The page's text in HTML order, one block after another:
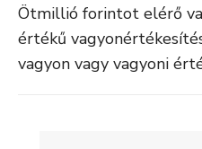
Ötmillió forintot elérő
értékű
vagyon vagy vagyoni